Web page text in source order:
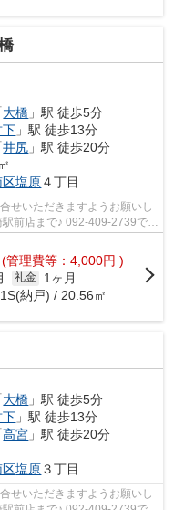
大橋 」駅 徒歩5分
下 」駅 徒歩13分
井尻 」駅 徒歩20分
区塩原４丁目
せいただきますようお願いし
前店まで♪ 092-409-2739で
(管理費等：4,000円 )
礼金
1ヶ月
納戸) / 20.56㎡
大橋 」駅 徒歩5分
下 」駅 徒歩13分
高宮 」駅 徒歩20分
区塩原３丁目
せいただきますようお願いし